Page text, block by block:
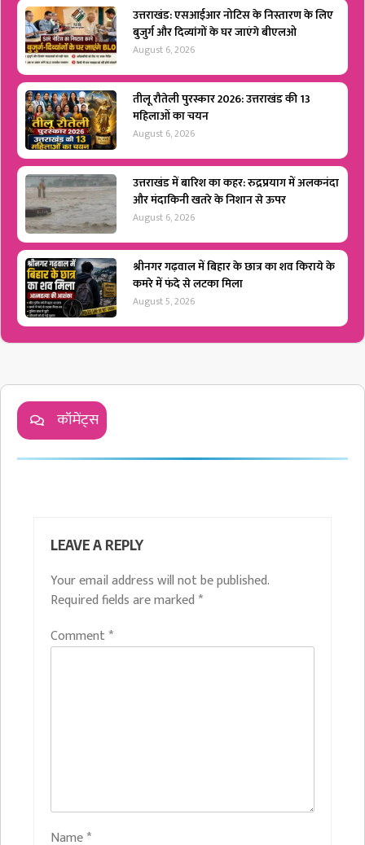
उत्तराखंड: एसआईआर नोटिस के निस्तारण के लिए
बुजुर्ग और दिव्यांगों के घर जाएंगे बीएलओ
August 6, 2026
तीलू रौतेली पुरस्कार 2026: उत्तराखंड की 13
महिलाओं का चयन
August 6, 2026
उत्तराखंड में बारिश का कहर: रुद्रप्रयाग में अलकनंदा
और मंदाकिनी खतरे के निशान से ऊपर
August 6, 2026
श्रीनगर गढ़वाल में बिहार के छात्र का शव किराये के
कमरे में फंदे से लटका मिला
August 5, 2026
कॉमेंट्स
LEAVE A REPLY
Your email address will not be published.
Required fields are marked *
Comment*
Name*